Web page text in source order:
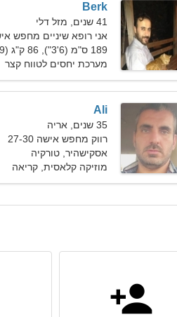
Berk
41 שנים, מזל דלי
אני רופא שיניים מחפש
189 ס"מ (6'3"), 86 ק"ג (189 פאונד)
מערכת יחסים לטווח קצר
Ali
35 שנים, אריה
רווק מחפש אישה 27-30
אסקישהיר, טורקיה
מוזיקה קלאסית, קריאה